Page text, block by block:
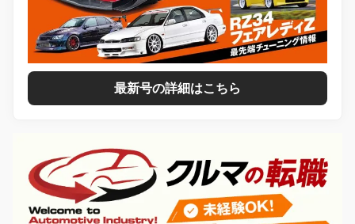
最新号の詳細はこちら